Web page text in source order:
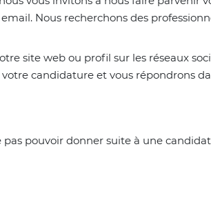
Nous recherchons des
site web ou profil sur les réseaux
candidature et vous répondrons
pouvoir donner suite à une